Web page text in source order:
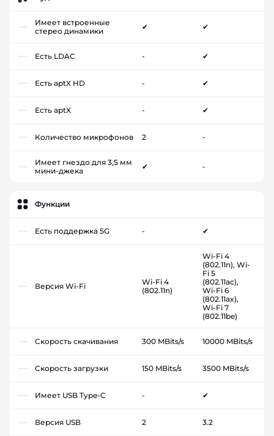
Имеет встроенные
стерео динамики
✔ ✔
Есть LDAC - ✔
Есть aptX HD - ✔
Есть aptX - ✔
Количество микрофонов 2 -
Имеет гнездо для 3,5 мм
мини-джека
✔ -
Функции
Есть поддержка 5G - ✔
Версия Wi-Fi
Wi-Fi 4
(802.11n)
Wi-Fi 4
(802.11n), Wi-
Fi 5
(802.11ac),
Wi-Fi 6
(802.11ax),
Wi-Fi 7
(802.11be)
Скорость скачивания 300 MBits/s 10000 MBits/s
Скорость загрузки 150 MBits/s 3500 MBits/s
Имеет USB Type-C - ✔
Версия USB 2 3.2